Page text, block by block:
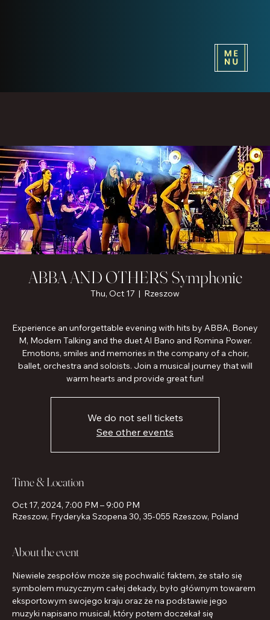
ABBA AND OTHERS Symphonic
Thu, Oct 17
  |
Rzeszow
Experience an unforgettable evening with hits by ABBA, Boney
M, Modern Talking and the duet Al Bano and Romina Power.
Emotions, smiles and memories in the company of a choir,
ballet, orchestra and soloists. Join a musical journey that will
warm hearts and provide great fun!
We do not sell tickets
See other events
Time & Location
Oct 17, 2024, 7:00 PM – 9:00 PM
Rzeszow, Fryderyka Szopena 30, 35-055 Rzeszow, Poland
About the event
Niewiele zespołów może się pochwalić faktem, że stało się
symbolem muzycznym całej dekady, było głównym towarem
eksportowym swojego kraju oraz że na podstawie jego
muzyki napisano musical, który potem doczekał się